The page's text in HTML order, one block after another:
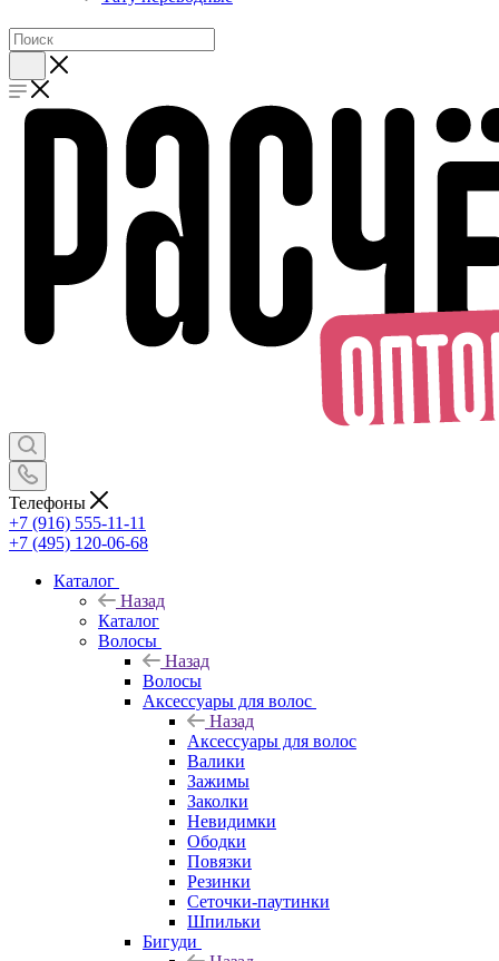
Телефоны
+7 (916) 555-11-11
+7 (495) 120-06-68
Каталог
Назад
Каталог
Волосы
Назад
Волосы
Аксессуары для волос
Назад
Аксессуары для волос
Валики
Зажимы
Заколки
Невидимки
Ободки
Повязки
Резинки
Сеточки-паутинки
Шпильки
Бигуди